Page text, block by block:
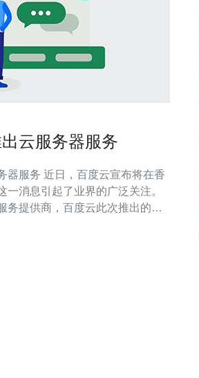
云服务器服务
云宣布将在香
一消息引起了业界的广泛关注。
务提供商，百度云此次推出的云